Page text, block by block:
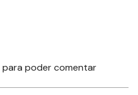
para poder comentar